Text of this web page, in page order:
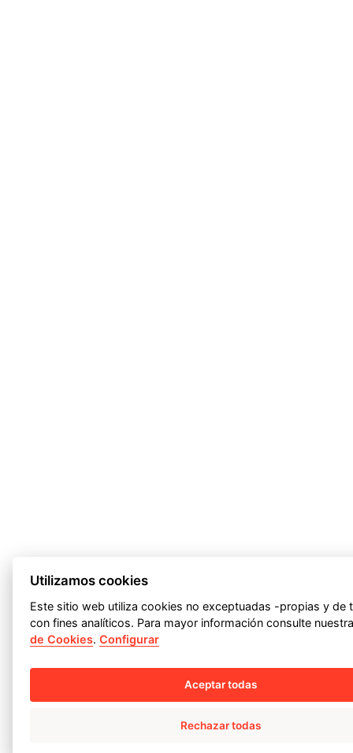
Utilizamos cookies
Este sitio web utiliza cookies no exceptuadas -propias y de
con fines analíticos. Para mayor información consulte
de Cookies.Configurar
Aceptar todas
Rechazar todas